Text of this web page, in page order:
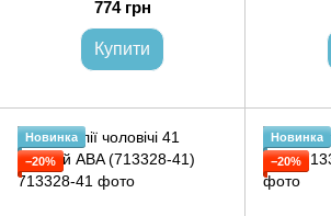
774 грн
Купити
Новинка
−20%
Новинка
−20%